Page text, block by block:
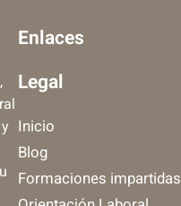
Enlaces
Legal
Inicio
Blog
Formaciones impartidas